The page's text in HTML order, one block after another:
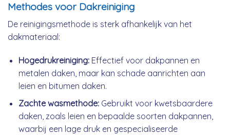
Methodes voor Dakreiniging
De reinigingsmethode is sterk afhankelijk van het
dakmateriaal:
Hogedrukreiniging:Effectief voor dakpannen en
metalen daken, maar kan schade aanrichten aan
leien en bitumen daken.
Zachte wasmethode:Gebruikt voor kwetsbaardere
daken, zoals leien en bepaalde soorten dakpannen,
waarbij een lage druk en gespecialiseerde